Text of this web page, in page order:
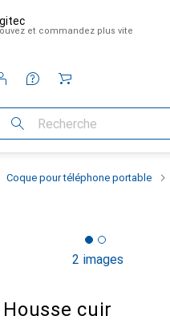
et commandez plus vite
catégorie
Recherche
client
comparaison
Coque pour téléphone portable
2 images
Housse cuir